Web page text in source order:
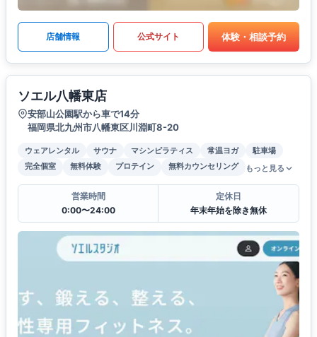
店舗情報 公式サイト 体験・相談予約
ソエル八幡東店
安部山公園駅から車で14分
福岡県北九州市八幡東区川淵町8-20
ウェアレンタル サウナ マシンピラティス 常温ヨガ
駐車場
完全個室
無料体験 プロテイン 無料カウンセリング もっと見る
営業時間
0:00〜24:00
定休日
年末年始を除き無休